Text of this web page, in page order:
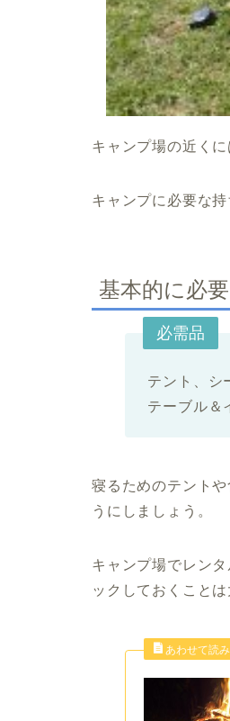
キャンプ場の近く
キャンプに必要な
基本的に必
必需品
テント、シ
テーブル＆
寝るためのテント
うにしましょう。
キャンプ場でレン
ックしておくことは